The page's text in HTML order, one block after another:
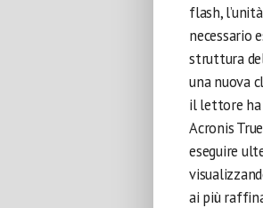
flash,
necessario
struttura
una nuova
il lettore ha
Acronis
eseguire
ai più